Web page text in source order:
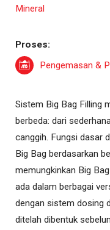
Proses:
Pengemasan &
Sistem Big Bag Filling
berbeda: dari
canggih. Fungsi dasar
Big Bag berdasarkan
memungkinkan Big
ada dalam berbagai
dengan sistem dosing
ditelah dibentuk